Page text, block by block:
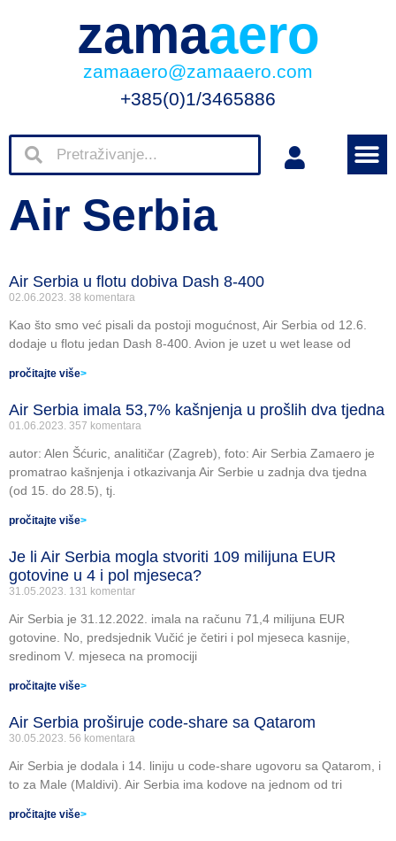
zamaaero
zamaaero@zamaaero.com
+385(0)1/3465886
Air Serbia
Air Serbia u flotu dobiva Dash 8-400
02.06.2023. 38 komentara
Kao što smo već pisali da postoji mogućnost, Air Serbia od 12.6.
dodaje u flotu jedan Dash 8-400. Avion je uzet u wet lease od
pročitajte više>
Air Serbia imala 53,7% kašnjenja u prošlih dva tjedna
01.06.2023. 357 komentara
autor: Alen Šćuric, analitičar (Zagreb), foto: Air Serbia Zamaero je
promatrao kašnjenja i otkazivanja Air Serbie u zadnja dva tjedna
(od 15. do 28.5), tj.
pročitajte više>
Je li Air Serbia mogla stvoriti 109 milijuna EUR
gotovine u 4 i pol mjeseca?
31.05.2023. 131 komentar
Air Serbia je 31.12.2022. imala na računu 71,4 milijuna EUR
gotovine. No, predsjednik Vučić je četiri i pol mjeseca kasnije,
sredinom V. mjeseca na promociji
pročitajte više>
Air Serbia proširuje code-share sa Qatarom
30.05.2023. 56 komentara
Air Serbia je dodala i 14. liniju u code-share ugovoru sa Qatarom, i
to za Male (Maldivi). Air Serbia ima kodove na jednom od tri
pročitajte više>